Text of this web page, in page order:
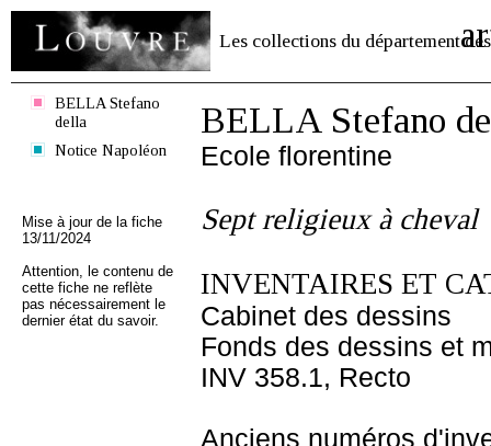
Les collections du département des
BELLA Stefano
della
Notice Napoléon
Mise à jour de la fiche
13/11/2024
Attention, le contenu de
cette fiche ne reflète
pas nécessairement le
dernier état du savoir.
BELLA Stefano
Ecole florentine
Sept religieux à cheval
INVENTAIRES ET
Cabinet des dessins
Fonds des dessins et
INV 358.1, Recto
Anciens numéros